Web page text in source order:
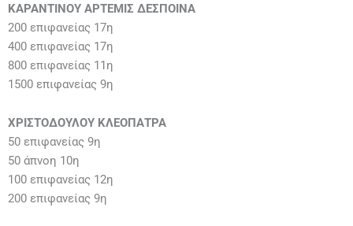
ΚΑΡΑΝΤΙΝΟΥ ΑΡΤΕΜΙΣ ΔΕΣΠΟΙΝΑ
200 επιφανείας 17η
400 επιφανείας 17η
800 επιφανείας 11η
1500 επιφανείας 9η
ΧΡΙΣΤΟΔΟΥΛΟΥ ΚΛΕΟΠΑΤΡΑ
50 επιφανείας 9η
50 άπνοη 10η
100 επιφανείας 12η
200 επιφανείας 9η